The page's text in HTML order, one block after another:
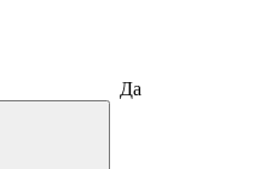
Да